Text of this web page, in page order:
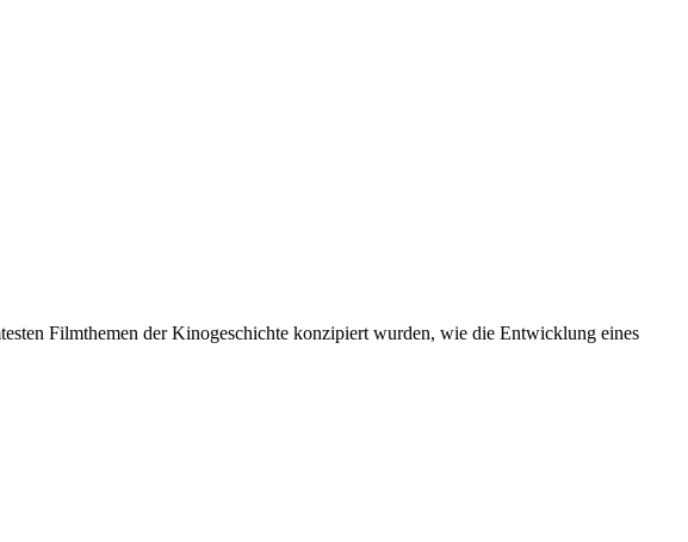
Filmthemen der Kinogeschichte konzipiert wurden, wie die Entwicklung eines